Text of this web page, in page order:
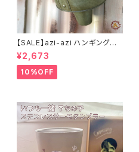
【SALE】azi-azi ハンギングブ
リキ漏斗プランターB
¥2,673
10%OFF